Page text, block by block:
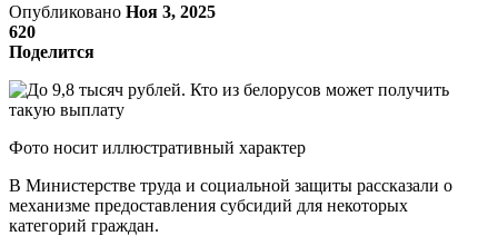
Опубликовано Ноя 3, 2025
620
Поделится
Фото носит иллюстративный характер
В Министерстве труда и социальной защиты рассказали о
механизме предоставления субсидий для некоторых
категорий граждан.